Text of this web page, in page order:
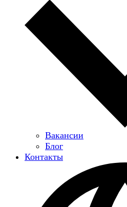
Вакансии
Блог
Контакты